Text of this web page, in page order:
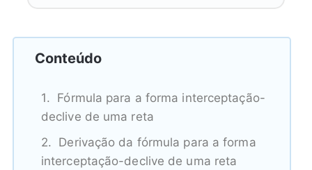
Conteúdo
Fórmula para a forma interceptação-
declive de uma reta
Derivação da fórmula para a forma
interceptação-declive de uma reta